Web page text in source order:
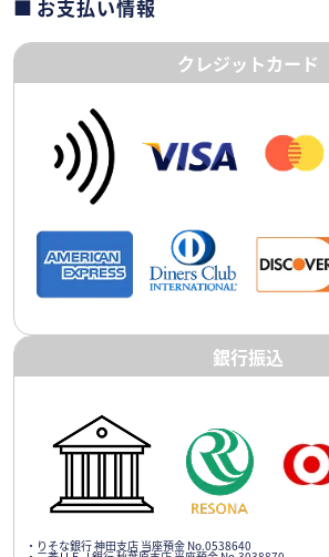
お支払い情報
クレジットカード
銀行振込
・りそな銀行 神田支店 当座預金 No.0538640